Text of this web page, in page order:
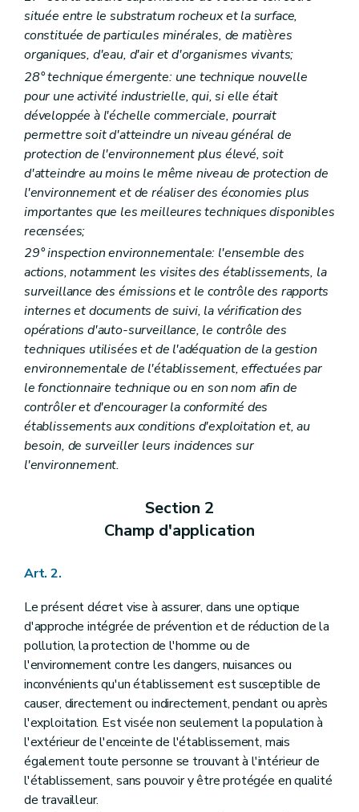
située entre le substratum rocheux et la surface,
constituée de particules minérales, de matières
organiques, d'eau, d'air et d'organismes vivants;
28° technique émergente: une technique nouvelle
pour une activité industrielle, qui, si elle était
développée à l'échelle commerciale, pourrait
permettre soit d'atteindre un niveau général de
protection de l'environnement plus élevé, soit
d'atteindre au moins le même niveau de protection de
l'environnement et de réaliser des économies plus
importantes que les meilleures techniques disponibles
recensées;
29° inspection environnementale: l'ensemble des
actions, notamment les visites des établissements, la
surveillance des émissions et le contrôle des rapports
internes et documents de suivi, la vérification des
opérations d'auto-surveillance, le contrôle des
techniques utilisées et de l'adéquation de la gestion
environnementale de l'établissement, effectuées par
le fonctionnaire technique ou en son nom afin de
contrôler et d'encourager la conformité des
établissements aux conditions d'exploitation et, au
besoin, de surveiller leurs incidences sur
l'environnement.
Section 2
Champ d'application
Art. 2.
Le présent décret vise à assurer, dans une optique
d'approche intégrée de prévention et de réduction de la
pollution, la protection de l'homme ou de
l'environnement contre les dangers, nuisances ou
inconvénients qu'un établissement est susceptible de
causer, directement ou indirectement, pendant ou après
l'exploitation. Est visée non seulement la population à
l'extérieur de l'enceinte de l'établissement, mais
également toute personne se trouvant à l'intérieur de
l'établissement, sans pouvoir y être protégée en qualité
de travailleur.